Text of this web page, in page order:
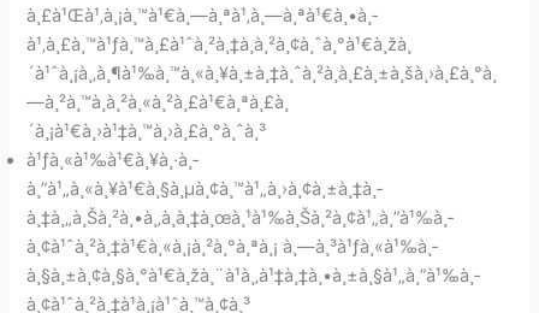
à¸£à¹Œà¹‚à¸¡à¸™à¹€à¸—à¸ªà¹‚à¸—à¸ªà¹€à¸•à¸­
à¹‚à¸£à¸™à¹ƒà¸™à¸£à¹ˆà¸²à¸‡à¸à¸²à¸¢à¸ˆà¸°à¹€à¸žà¸
´à¹ˆà¸¡à¸‚à¸¶à¹‰à¸™à¸«à¸¥à¸±à¸‡à¸ˆà¸²à¸à¸£à¸±à¸šà¸›à¸£à¸°à¸
—à¸²à¸™à¸­à¸²à¸«à¸²à¸£à¹€à¸ªà¸£à¸
´à¸¡à¹€à¸›à¹‡à¸™à¸›à¸£à¸°à¸ˆà¸³
à¹ƒà¸«à¹‰à¹€à¸¥à¸·à¸­
à¸”à¹„à¸«à¸¥à¹€à¸§à¸µà¸¢à¸™à¹„à¸›à¸¢à¸±à¸‡à¸­
à¸‡à¸„à¸Šà¸²à¸•à¸‚à¸­à¸‡à¸œà¸¹à¹‰à¸Šà¸²à¸¢à¹„à¸”à¹‰à¸­
à¸¢à¹ˆà¸²à¸‡à¹€à¸«à¸¡à¸²à¸°à¸ªà¸¡ à¸—à¸³à¹ƒà¸«à¹‰à¸­
à¸§à¸±à¸¢à¸§à¸°à¹€à¸žà¸¨à¹à¸‚à¹‡à¸‡à¸•à¸±à¸§à¹„à¸”à¹‰à¸­
à¸¢à¹ˆà¸²à¸‡à¹à¸¡à¹ˆà¸™à¸¢à¸³